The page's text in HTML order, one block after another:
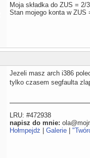
Moja składka do ZUS = 2/
Stan mojego konta w ZUS
Jezeli masz arch i386
tylko czasem segfaulta
LRU: #472938
napisz do mnie:
Hołmpejdż
Galerie